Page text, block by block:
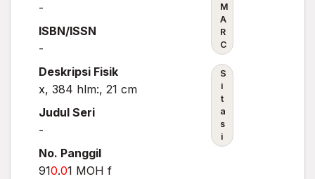
-
ISBN/ISSN
-
Deskripsi Fisik
x, 384 hlm:, 21 cm
Judul Seri
-
No. Panggil
910.01 MOH f
M
A
R
C
S
i
t
a
s
i